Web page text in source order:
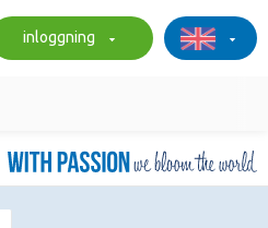
inloggning